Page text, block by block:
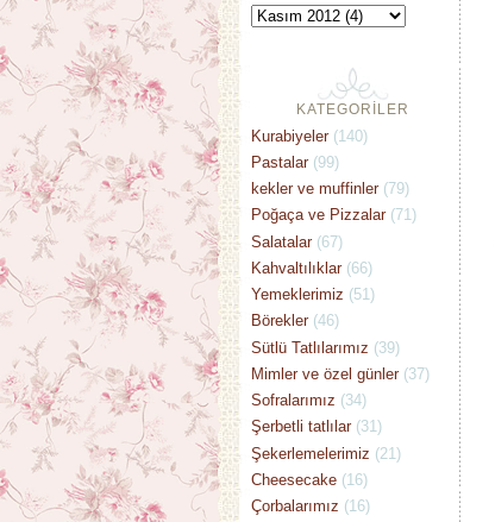
KATEGORİLER
Kurabiyeler (140)
Pastalar (99)
kekler ve muffinler (79)
Poğaça ve Pizzalar (71)
Salatalar (67)
Kahvaltılıklar (66)
Yemeklerimiz (51)
Börekler (46)
Sütlü Tatlılarımız (39)
Mimler ve özel günler (37)
Sofralarımız (34)
Şerbetli tatlılar (31)
Şekerlemelerimiz (21)
Cheesecake (16)
Çorbalarımız (16)